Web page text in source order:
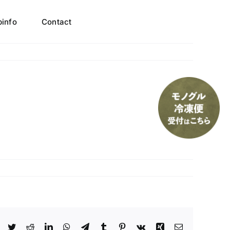
Contact
Facebook
TwitterRedditLinkedInWhatsApp
TelegramTumblr Pinterest
Vk Xing 電